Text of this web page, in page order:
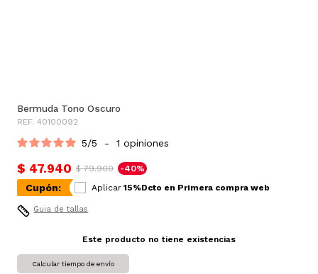
Bermuda Tono Oscuro
REF. 40100092
5/5 - 1 opiniones
$ 47.940 $ 79.900 -40%
Cupón: Aplicar 15%Dcto en Primera compra web
Guia de tallas
Este producto no tiene existencias
Calcular tiempo de envío